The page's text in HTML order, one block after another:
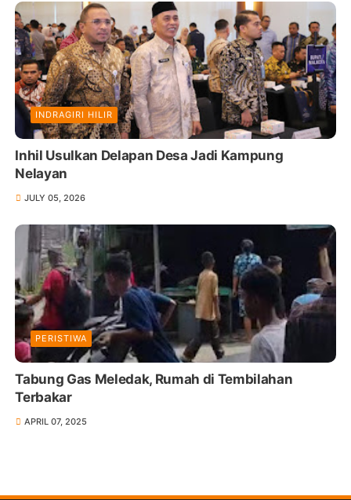
INDRAGIRI HILIR
Inhil Usulkan Delapan Desa Jadi Kampung
Nelayan
JULY 05, 2026
PERISTIWA
Tabung Gas Meledak, Rumah di Tembilahan
Terbakar
APRIL 07, 2025